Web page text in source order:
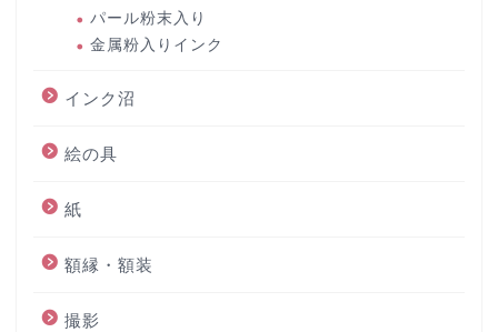
パール粉末入り
金属粉入りインク
インク沼
絵の具
紙
額縁・額装
撮影